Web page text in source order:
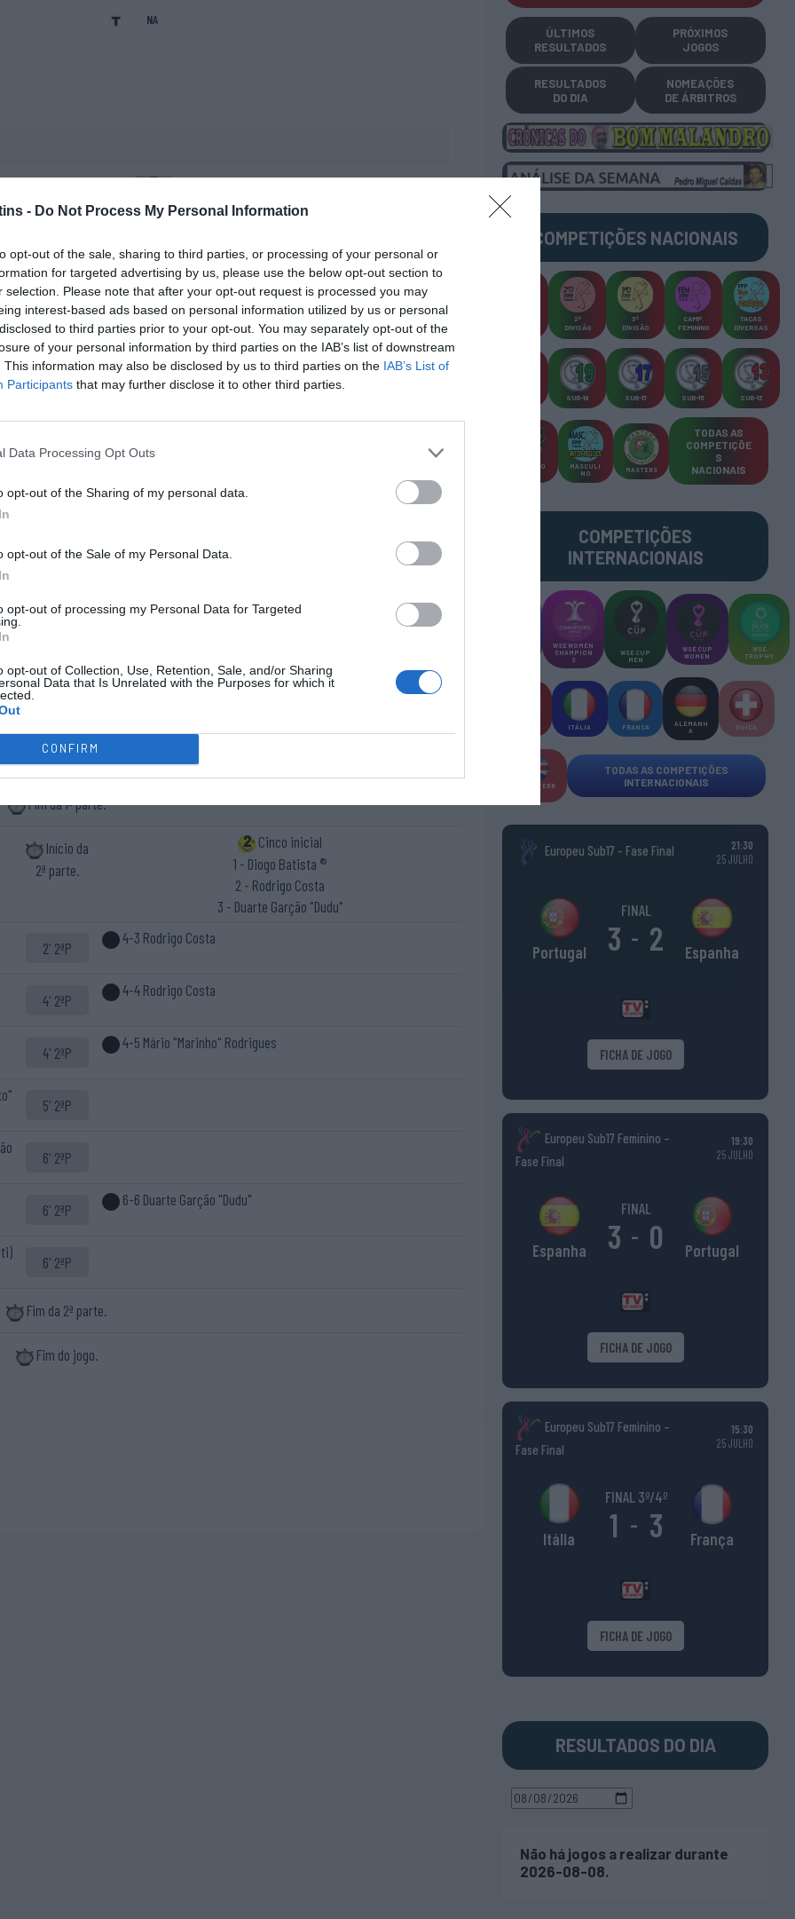
- Do Not Process My Personal Information
opt-out of the sale, sharing to third parties, or processing of your personal or
for targeted advertising by us, please use the below opt-out section to
selection. Please note that after your opt-out request is processed you may
interest-based ads based on personal information utilized by us or personal
to third parties prior to your opt-out. You may separately opt-out of the
of your personal information by third parties on the IAB’s list of downstream
This information may also be disclosed by us to third parties on the IAB’s List of
Participants that may further disclose it to other third parties.
Data Processing Opt Outs
opt-out of the Sharing of my personal data.
opt-out of the Sale of my Personal Data.
opt-out of processing my Personal Data for Targeted
opt-out of Collection, Use, Retention, Sale, and/or Sharing
Data that Is Unrelated with the Purposes for which it
CONFIRM
NA
Início do
Cinco inicial
1' 1ªP
2' 1ªP
6' 1ªP
Fim da 1ª parte.
Início da
2ª parte.
Cinco inicial
1 - Diogo Batista ®
2 - Rodrigo Costa
3 - Duarte Garção "Dudu"
2' 2ªP
4-3 Rodrigo Costa
4' 2ªP
4-4 Rodrigo Costa
4' 2ªP
4-5 Mário "Marinho" Rodrigues
5' 2ªP
6' 2ªP
6' 2ªP
6-6 Duarte Garção "Dudu"
6' 2ªP
Fim da 2ª parte.
Fim do jogo.
ÚLTIMOS
RESULTADOS
PRÓXIMOS
JOGOS
RESULTADOS
DO DIA
NOMEAÇÕES
DE ÁRBITROS
COMPETIÇÕES NACIONAIS
2ª
DIVISÃO
3ª
DIVISÃO
CAMP.
FEMININO
TAÇAS
DIVERSAS
SUB-19 SUB-17 SUB-15 SUB-13
TORNEIO
MASCULI
NO
MASTERS
TODAS AS
COMPETIÇÕE
S
NACIONAIS
COMPETIÇÕES
INTERNACIONAIS
WSE WOMEN
CHAMPION
S
WSE CUP
MEN
WSE CUP
WOMEN
WSE
TROPHY
ITÁLIA FRANÇA
ALEMANH
A
SUÍÇA
INGLATERR
TODAS AS COMPETIÇÕES
INTERNACIONAIS
Europeu Sub17 - Fase Final
21:30
25 JULHO
Portugal
FINAL
3 - 2 Espanha
FICHA DE JOGO
Europeu Sub17 Feminino –
Fase Final
19:30
25 JULHO
Espanha
FINAL
3 - 0 Portugal
FICHA DE JOGO
Europeu Sub17 Feminino –
Fase Final
15:30
25 JULHO
Itália
FINAL 3º/4º
1 - 3 França
FICHA DE JOGO
RESULTADOS DO DIA
Não há jogos a realizar durante
2026-08-08.